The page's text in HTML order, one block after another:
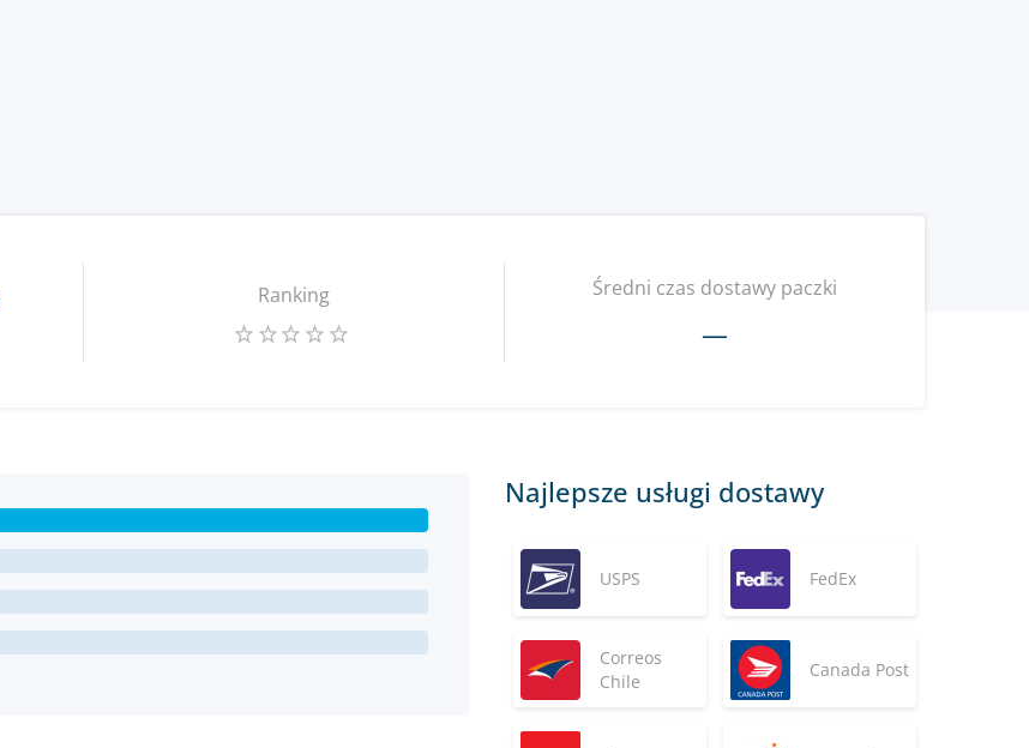
Ranking Średni czas dostawy paczki
—
Najlepsze usługi dostawy
USPS FedEx
Correos
Chile
Canada Post